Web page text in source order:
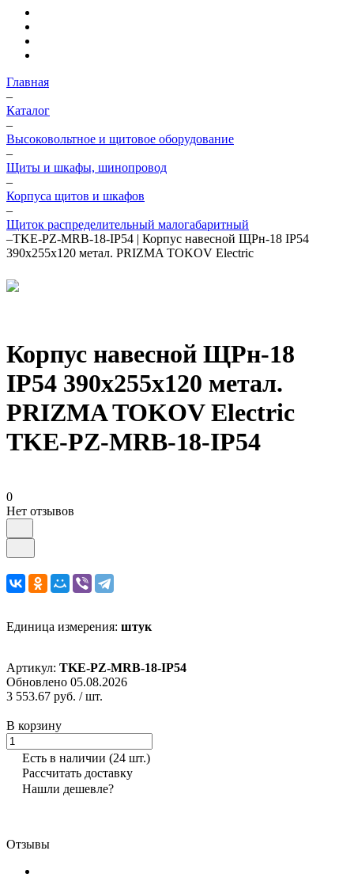
Главная
–
Каталог
–
Высоковольтное и щитовое оборудование
–
Щиты и шкафы, шинопровод
–
Корпуса щитов и шкафов
–
Щиток распределительный малогабаритный
–TKE-PZ-MRB-18-IP54 | Корпус навесной ЩРн-18 IP54
390х255х120 метал. PRIZMA TOKOV Electric
Корпус навесной ЩРн-18
IP54 390х255х120 метал.
PRIZMA TOKOV Electric
TKE-PZ-MRB-18-IP54
0
Нет отзывов
Единица измерения: штук
Артикул: TKE-PZ-MRB-18-IP54
Обновлено 05.08.2026
3 553.67 руб. / шт.
В корзину
Есть в наличии (24 шт.)
Рассчитать доставку
Нашли дешевле?
Отзывы